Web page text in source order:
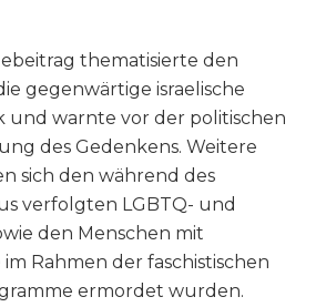
thematisierte den
gegenwärtige israelische
und warnte vor der politischen
des Gedenkens. Weitere
sich den während des
verfolgten LGBTQ- und
den Menschen mit
Rahmen der faschistischen
ermordet wurden.